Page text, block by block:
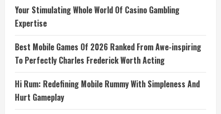
Your Stimulating Whole World Of Casino Gambling
Expertise
Best Mobile Games Of 2026 Ranked From Awe-inspiring
To Perfectly Charles Frederick Worth Acting
Hi Rum: Redefining Mobile Rummy With Simpleness And
Hurt Gameplay